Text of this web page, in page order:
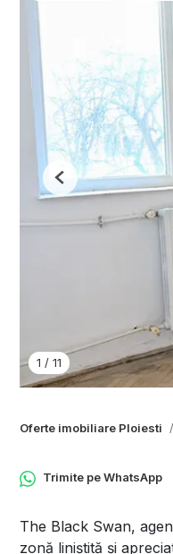
1 / 11
Previous
Oferte imobiliare Ploiesti
Trimite peWhatsApp
The Black Swan,
zonă liniștită și